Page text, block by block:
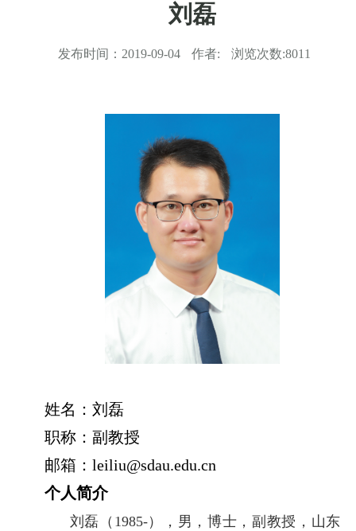
刘磊
发布时间： 2019-09-04 作者: 浏览次数:8011
姓名：刘磊
职称：副教授
邮箱： leiliu@sdau.edu.cn
个人简介
刘磊（ 1985-），男，博士，副教授，山东